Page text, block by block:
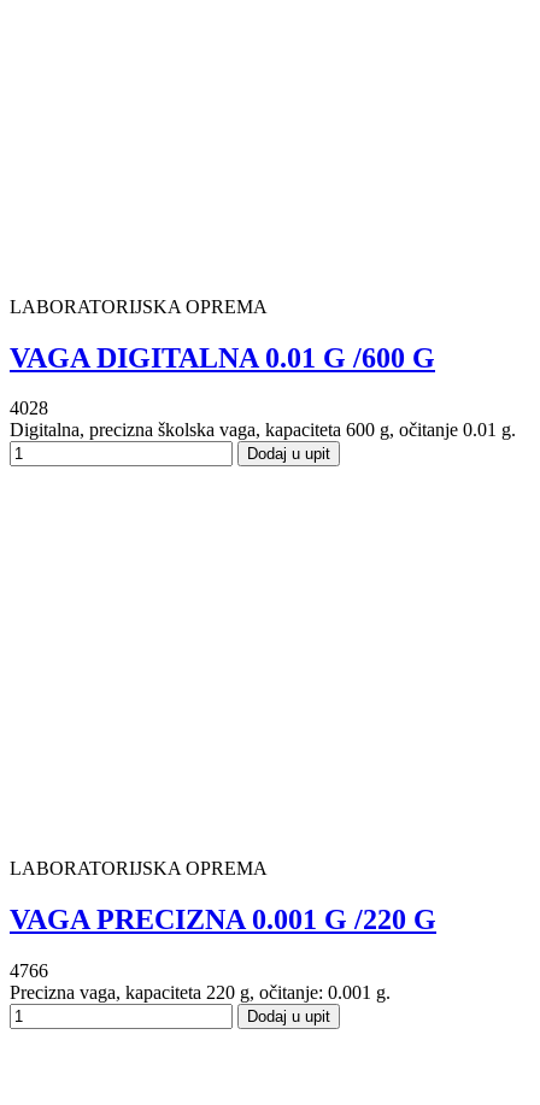
LABORATORIJSKA OPREMA
VAGA DIGITALNA 0.01 G /600 G
4028
Digitalna, precizna školska vaga, kapaciteta 600 g, očitanje 0.01 g.
Dodaj u upit
LABORATORIJSKA OPREMA
VAGA PRECIZNA 0.001 G /220 G
4766
Precizna vaga, kapaciteta 220 g, očitanje: 0.001 g.
Dodaj u upit